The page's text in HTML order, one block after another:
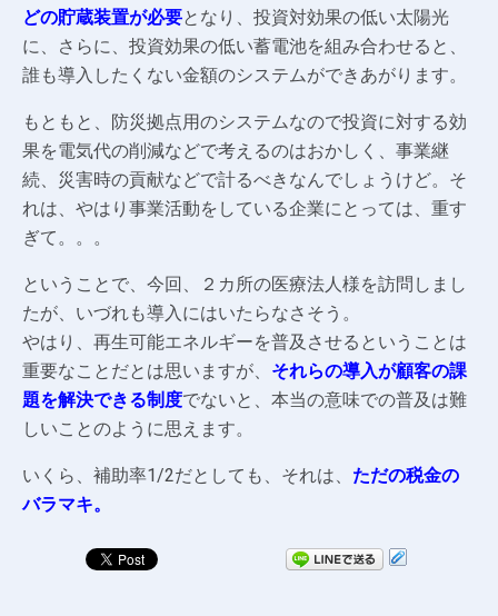
どの貯蔵装置が必要となり、投資対効果の低い太陽光
に、さらに、投資効果の低い蓄電池を組み合わせると、
誰も導入したくない金額のシステムができあがります。
もともと、防災拠点用のシステムなので投資に対する効
果を電気代の削減などで考えるのはおかしく、事業継
続、災害時の貢献などで計るべきなんでしょうけど。そ
れは、やはり事業活動をしている企業にとっては、重す
ぎて。。。
ということで、今回、２カ所の医療法人様を訪問しまし
たが、いづれも導入にはいたらなさそう。
やはり、再生可能エネルギーを普及させるということは
重要なことだとは思いますが、 それらの導入が顧客の課
題を解決できる制度でないと、本当の意味での普及は難
しいことのように思えます。
いくら、補助率1/2だとしても、それは、 ただの税金の
バラマキ。